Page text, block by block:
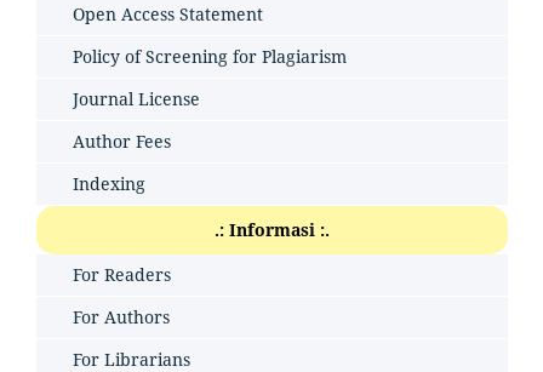
Open Access Statement
Policy of Screening for Plagiarism
Journal License
Author Fees
Indexing
.: Informasi :.
For Readers
For Authors
For Librarians